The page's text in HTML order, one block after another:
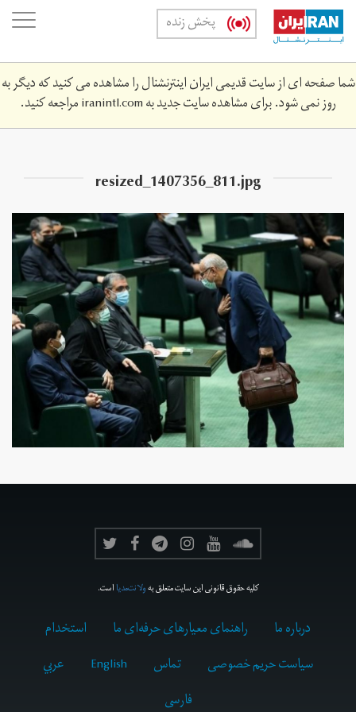
Skip
main
content
پخش زنده
شما صفحه ای از سایت قدیمی ایران اینترنشنال را مشاهده می کنید که دیگر به
روز نمی شود. برای مشاهده سایت جدید بهiranintl.comمراجعه کنید.
resized_1407356_811.jpg
کلیه حقوق قانونی این سایت متعلق بهولانت‌مدیااست.
درباره ما راهنمای معیارهای حرفه‌ای ما
استخدام
سیاست حریم خصوصی
تماس English
عربي
فارسى